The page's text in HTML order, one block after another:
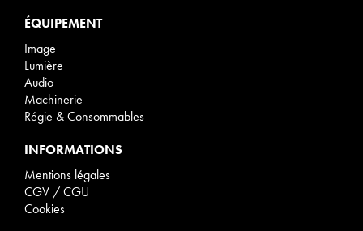
ÉQUIPEMENT
Image
Lumière
Audio
Machinerie
Régie & Consommables
INFORMATIONS
Mentions légales
CGV / CGU
Cookies